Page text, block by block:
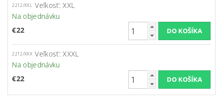
2212/XXL Veľkosť: XXL
Na objednávku
€22
2212/XXX Veľkosť: XXXL
Na objednávku
€22